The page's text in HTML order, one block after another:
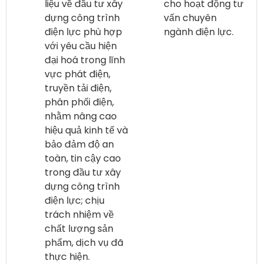
liệu về đầu tư xây
dựng công trình
điện lực phù hợp
với yêu cầu hiện
đại hoá trong lĩnh
vực phát điện,
truyền tải điện,
phân phối điện,
nhằm nâng cao
hiệu quả kinh tế và
bảo đảm độ an
toàn, tin cậy cao
trong đầu tư xây
dựng công trình
điện lực; chịu
trách nhiệm về
chất lượng sản
phẩm, dịch vụ đã
thực hiện.
cho hoạt động tư
vấn chuyên
ngành điện lực.